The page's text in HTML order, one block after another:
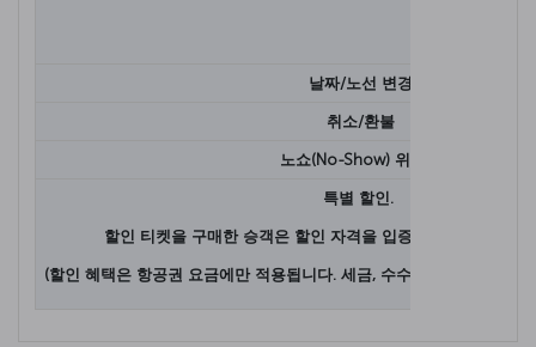
날짜/노선 변경
취소/환불
노쇼(No-Show) 위약금
특별 할인.
할인 티켓을 구매한 승객은 할인 자격을 입증하는 증서를 제공
(할인 혜택은 항공권 요금에만 적용됩니다. 세금, 수수료 및 기타 요금